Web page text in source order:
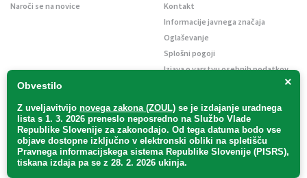
×
Obvestilo
Z uveljavitvijo novega zakona (ZOUL) se je izdajanje uradnega
lista s 1. 3. 2026 preneslo neposredno na Službo Vlade
Republike Slovenije za zakonodajo. Od tega datuma bodo vse
objave dostopne izključno v elektronski obliki na spletišču
Pravnega informacijskega sistema Republike Slovenije (PISRS),
tiskana izdaja pa se z 28. 2. 2026 ukinja.
Naroči se na novice
Kontakt
Informacije javnega značaja
Oglaševanje
Splošni pogoji
Izjava o varstvu osebnih podatkov
Uradni list d. o. o. – v likvidaciji / Vse pravice pridržane.